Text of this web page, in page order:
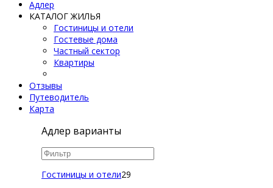
Адлер
КАТАЛОГ ЖИЛЬЯ
Гостиницы и отели
Гостевые дома
Частный сектор
Квартиры
Отзывы
Путеводитель
Карта
Адлер варианты
Гостиницы и отели29